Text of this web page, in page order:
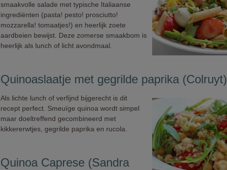
smaakvolle salade met typische Italiaanse
ingrediënten (pasta! pesto! prosciutto!
mozzarella! tomaatjes!) en heerlijk zoete
aardbeien bewijst. Deze zomerse smaakbom is
heerlijk als lunch of licht avondmaal.
Quinoaslaatje met gegrilde paprika (Colruyt)
Als lichte lunch of verfijnd bijgerecht is dit
recept perfect. Smeuïge quinoa wordt simpel
maar doeltreffend gecombineerd met
kikkererwtjes, gegrilde paprika en rucola.
Quinoa Caprese (Sandra